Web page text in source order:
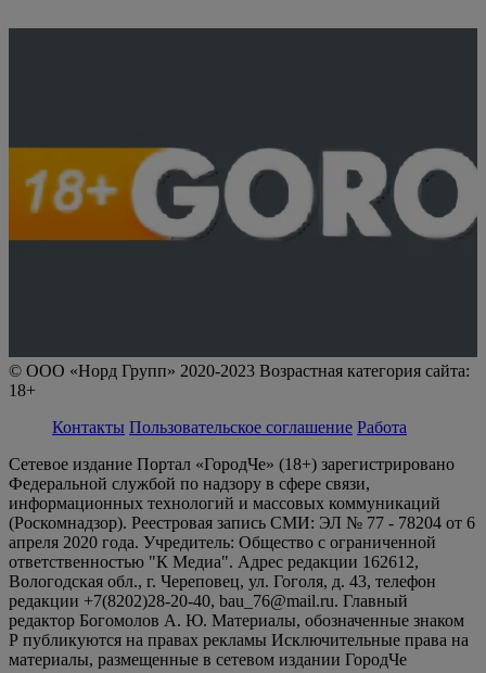
© ООО «Норд Групп» 2020-2023 Возрастная категория сайта:
18+
Контакты Пользовательское соглашение Работа
Сетевое издание Портал «ГородЧе» (18+) зарегистрировано
Федеральной службой по надзору в сфере связи,
информационных технологий и массовых коммуникаций
(Роскомнадзор). Реестровая запись СМИ: ЭЛ № 77 - 78204 от 6
апреля 2020 года. Учредитель: Общество с ограниченной
ответственностью "К Медиа". Адрес редакции 162612,
Вологодская обл., г. Череповец, ул. Гоголя, д. 43, телефон
редакции +7(8202)28-20-40, bau_76@mail.ru. Главный
редактор Богомолов А. Ю. Материалы, обозначенные знаком
Р публикуются на правах рекламы Исключительные права на
материалы, размещенные в сетевом издании ГородЧе